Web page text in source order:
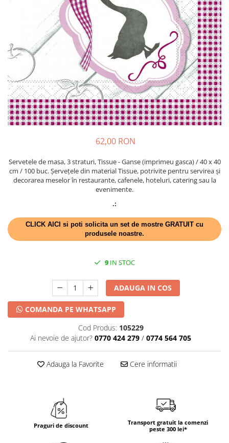
PAŞTE / EASTER
TEMATICA CULINARA
IARNA-CRACIUN-REVELION
DECOR BEJ & MARO
DECOR ROZ
DECOR NUNTA & LOGODNA
DECOR BOTEZ
DECOR EVENIMENTE CORPORATE
DECOR ANIVERSARI COPII
DECOR PETRECERI
TEMATICA MARINA
TEMATICA MEDITERANEANA
TEMATICA RUSTICA
TEMATICA ROMANTICA
DECOR PASTE
DECOR HALLOWEEN
DECOR CRACIUN & REVELION
DECOR PRIMAVARA
DECOR TOAMNA
TEMATICA CULINARA
DECOR MOS NICOLAE
DECOR BABY SHOWER
62,00 RON
Servetele de masa, 3 straturi, Tissue - Ganse (imprimeu gasca) / 40 x 40
cm / 100 buc. Șervețele din material Tissue, potrivite pentru servirea și
decorarea meselor în restaurante, cafenele, hoteluri, catering sau la
evenimente.
.:
CLICK AICI si poti solicita un set de mostre GRATUIT cu
produsele noastre.
9 IN STOC
ADAUGA IN COS
COMANDA PE WHATSAPP
Cod Produs: 105229
Ai nevoie de ajutor? 0770 424 279 / 0774 564 705
Adauga la Favorite Cere informatii
Praguri de discount
Transport gratuit la comenzi
peste 300 lei*